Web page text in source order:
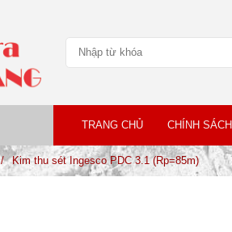
TRANG CHỦ CHÍNH SÁCH
/ Kim thu sét Ingesco PDC 3.1 (Rp=85m)